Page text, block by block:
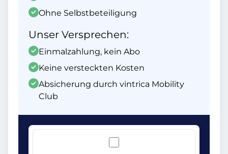
Ohne Selbstbeteiligung
Unser Versprechen:
Einmalzahlung, kein Abo
Keine versteckten Kosten
Absicherung durch vintrica Mobility
Club